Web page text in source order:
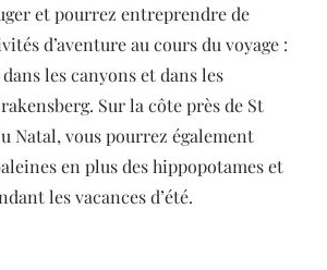
et pourrez entreprendre de
d’aventure au cours du voyage :
les canyons et dans les
Sur la côte près de St
Natal, vous pourrez également
en plus des hippopotames et
les vacances d’été.